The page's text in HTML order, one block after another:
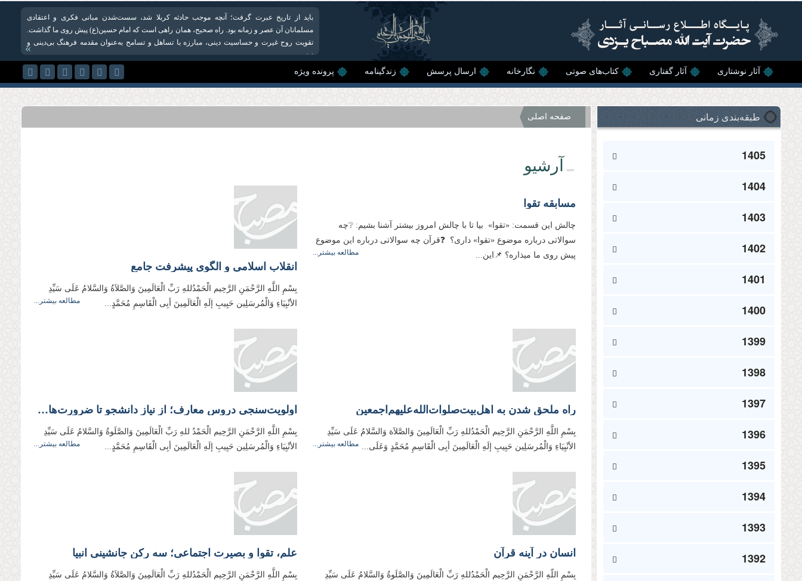
باید از تاریخ عبرت گرفت؛ آنچه موجب حادثه کربلا شد، سست‌شدن مبانی فکری و اعتقادی
مسلمانان آن عصر و زمانه بود. راه صحیح، همان راهی است که امام حسین(ع) پیش روی ما گذاشت.
تقویت روح غیرت و حساسیت دینی، مبارزه با تساهل و تسامح به‌عنوان مقدمه فرهنگ بی‌دینی و
نیز...
»
آثار نوشتاری آثار گفتاری کتاب‌های صوتی نگارخانه ارسال پرسش زندگینامه پرونده ویژه
طبقه‌بندی زمانی
1405
1404
1403
1402
1401
1400
1399
1398
1397
1396
1395
1394
1393
1392
صفحه اصلی
آرشیو
مسابقه تقوا
چالش این قسمت: «تقوا» بیا تا با چالش امروز بیشتر آشنا بشیم: ❔چه
سوالاتی درباره موضوع «تقوا» داری؟ ❓قرآن چه سوالاتی درباره این موضوع
پیش روی ما میذاره؟ 📌این...
مطالعه بیشتر...
انقلاب اسلامی و الگوی پیشرفت جامع
بِسْمِ اللَّهِ الرَّحْمَنِ الرَّحِیم الْحَمْدُللهِ رَبِّ الْعَالَمِینَ وَالصَّلاَةُ وَالسَّلامُ عَلَی سَیِّدِ
الأنْبِیَاءِ وَالْمُرسَلِین حَبِیبِ إلَهِ الْعَالَمِینَ أبِی الْقَاسِمِ مُحَمَّدٍ...
مطالعه بیشتر...
راه ملحق شدن به اهل‌بیت‌صلوات‌‌الله‌‌عليهم‌‌اجمعين
بِسْمِ اللَّهِ الرَّحْمَنِ الرَّحِيم الْحَمْدُللهِ رَبِّ الْعَالَمِینَ وَالصَّلاَة وَالسَّلامُ عَلَی سَیِّدِ
الأنْبِیَاءِ وَالْمُرسَلِین حَبِیبِ إلَهِ الْعَالَمِینَ أبِی الْقَاسِمِ مُحَمَّدٍ وَعَلَی... مطالعه بیشتر...
اولویت‌سنجی دروس معارف؛ از نیاز دانشجو تا ضرورت‌های اعتقادی
بِسْمِ اللَّهِ الرَّحْمَنِ الرَّحِیم الْحَمْدُ للهِ رَبِّ الْعَالَمِینَ وَالصَّلَوةُ وَالسَّلامُ عَلَی سَیِّدِ
الأنْبِیَاءِ وَالْمُرسَلِین حَبِیبِ إلَهِ الْعَالَمِینَ أبِی الْقَاسِمِ مُحَمَّدٍ...
مطالعه بیشتر...
انسان در آینه قرآن
بِسْمِ اللّهِ الرَّحْمَنِ الرَّحِيم الْحَمْدُللهِ رَبِّ الْعَالَمِینَ وَالصَّلَوةُ وَالسَّلامُ عَلَی سَیِّدِ
علم، تقوا و بصیرت اجتماعی؛ سه رکن جانشینی انبیا
بِسْمِ اللَّهِ الرَّحْمَنِ الرَّحِيم الْحَمْدُللهِ رَبِّ الْعَالَمِینَ وَالصَّلاَةُ وَالسَّلامُ عَلَی سَیِّدِ